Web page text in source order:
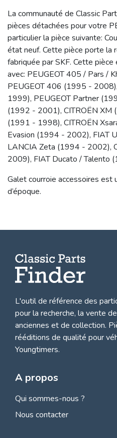
La communauté de Classic
pièces détachées pour votre
particulier la pièce suivante:
état neuf. Cette pièce porte
fabriquée par SKF. Cette
avec: PEUGEOT 405 / Pars /
PEUGEOT 406 (1995 -
1999), PEUGEOT Partner
(1992 - 2001), CITROËN XM
(1991 - 1998), CITROËN
Evasion (1994 - 2002), FIAT
LANCIA Zeta (1994 - 2002),
2009), FIAT Ducato / Talento
Galet courroie accessoires est
d’époque.
L'outil de référence des
pour la recherche, la vente
anciennes et de collection.
rééditions de qualité pour
Youngtimers.
A propos
Qui sommes-nous ?
Nous contacter